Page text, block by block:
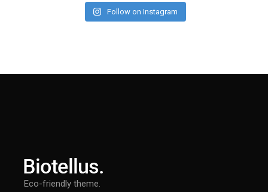
Follow on Instagram
Eco-friendly theme.